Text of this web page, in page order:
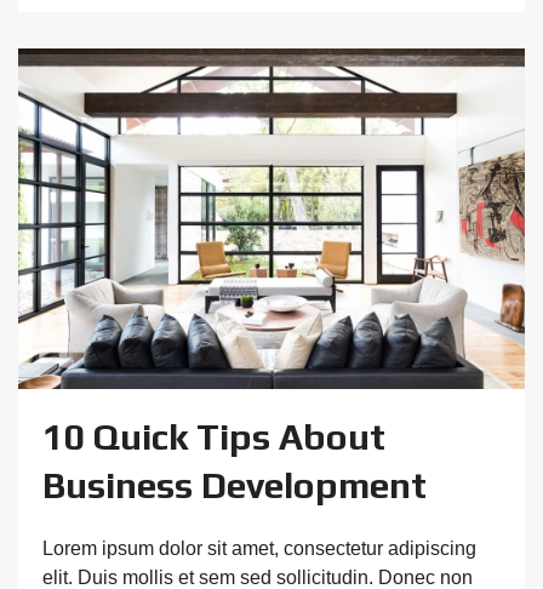
10 Quick Tips About
Business Development
Lorem ipsum dolor sit amet, consectetur adipiscing
elit. Duis mollis et sem sed sollicitudin. Donec non